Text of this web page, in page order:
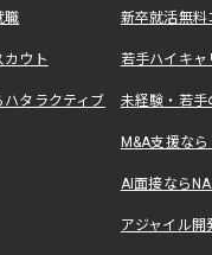
職 新卒就活無料
ウト 若手ハイキ
タラクティブ 未経験・若手
M&A支援な
AI面接なら
アジャイル